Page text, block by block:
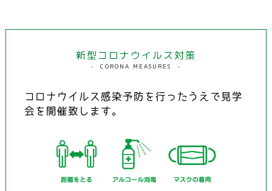
新型コロナウイルス対策
CORONA MEASURES
コロナウイルス感染予防を行ったうえで見学
会を開催致します。